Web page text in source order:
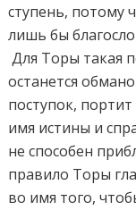
ступень, потому
лишь бы
Для Торы такая
останется
поступок,
имя истины и
не способен
правило Торы
во имя того,